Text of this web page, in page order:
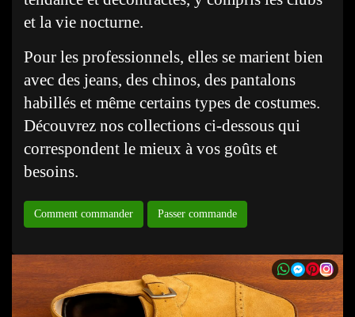
et la vie nocturne.
Pour les professionnels, elles se marient bien
avec des jeans, des chinos, des pantalons
habillés et même certains types de costumes.
Découvrez nos collections ci-dessous qui
correspondent le mieux à vos goûts et
besoins.
Comment commander Passer commande